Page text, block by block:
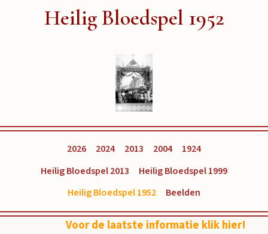
Heilig Bloedspel 1952
2026 2024 2013 2004
1924
Heilig Bloedspel 2013
Heilig Bloedspel 1999
Heilig Bloedspel 1952
Beelden
Voor de laatste informatie klik hier!